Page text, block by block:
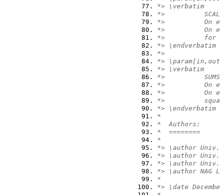
*> \verbatim
*>          SCALE
*>          On
*>          On
*>          for
*> \endverbatim
*>
*> \param[in,out]
*> \verbatim
*>          SUMSQ
*>          On
*>          On
*>
*> \endverbatim
*
*  Authors:
*  ========
*
*> \author Univ.
*> \author
*> \author Univ.
*> \author NAG
*
*> \date